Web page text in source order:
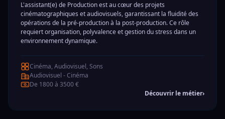
L'assistant(e) de Production est au cœur des projets
cinématographiques et audiovisuels, garantissant la fluidité des
opérations de la pré-production à la post-production. Ce rôle
requiert organisation, polyvalence et gestion du stress dans un
environnement dynamique.
Cinéma, Audiovisuel, Sons
Audiovisuel - Cinéma
De 1800 à 3500 €
Découvrir le métier›